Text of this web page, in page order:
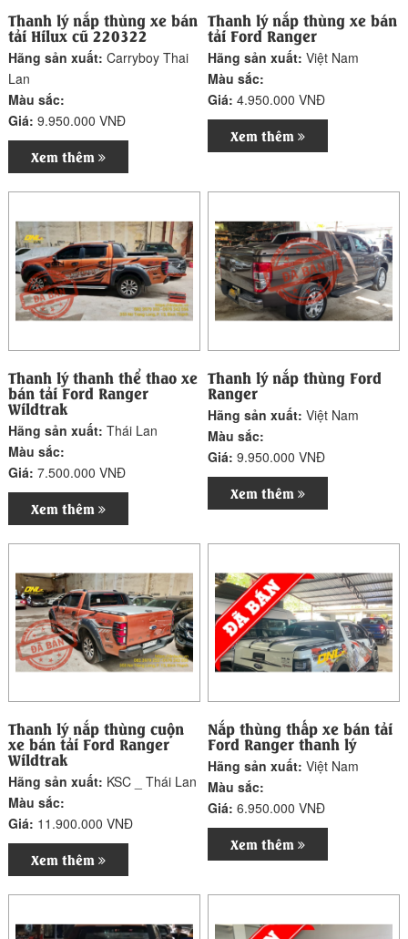
Thanh lý nắp thùng xe bán
tải Hilux cũ 220322
Hãng sản xuất:Carryboy Thai
Lan
Màu sắc:
Giá:9.950.000 VNĐ
Xem thêm
Thanh lý nắp thùng xe bán
tải Ford Ranger
Hãng sản xuất:Việt Nam
Màu sắc:
Giá:4.950.000 VNĐ
Xem thêm
Thanh lý thanh thể thao xe
bán tải Ford Ranger
Wildtrak
Hãng sản xuất:Thái Lan
Màu sắc:
Giá:7.500.000 VNĐ
Xem thêm
Thanh lý nắp thùng Ford
Ranger
Hãng sản xuất:Việt Nam
Màu sắc:
Giá:9.950.000 VNĐ
Xem thêm
Thanh lý nắp thùng cuộn
xe bán tải Ford Ranger
Wildtrak
Hãng sản xuất: KSC _ Thái Lan
Màu sắc:
Giá: 11.900.000 VNĐ
Xem thêm
Nắp thùng thấp xe bán tải
Ford Ranger thanh lý
Hãng sản xuất:Việt Nam
Màu sắc:
Giá:6.950.000 VNĐ
Xem thêm